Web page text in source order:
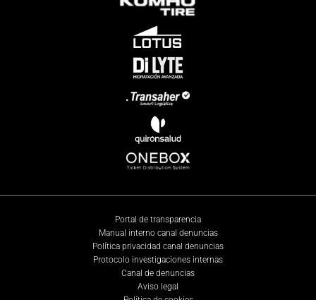
Portal de transparencia
Manual interno canal denuncias
Política privacidad canal denuncias
Protocolo investigaciones internas
Canal de denuncias
Aviso legal